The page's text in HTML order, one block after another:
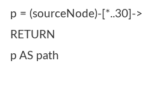
p = (sourceNode)-[*..30]-
RETURN
p AS path